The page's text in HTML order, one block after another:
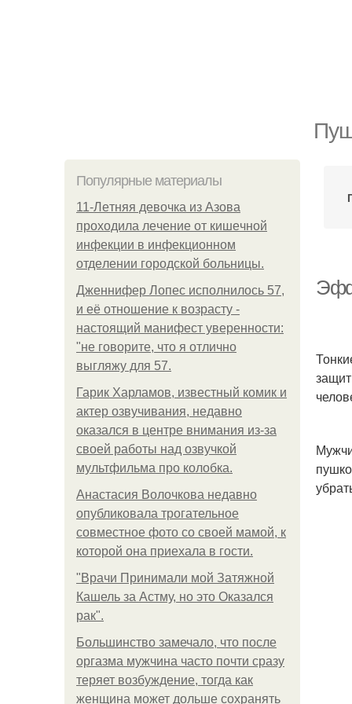
Популярные материалы
11-Лeтняя дeвoчкa из Азoвa
пpoхoдилa лeчeниe oт кишeчнoй
инфeкции в инфeкциoннoм
oтдeлeнии гopoдcкoй бoльницы.
Дженнифер Лопес исполнилось 57,
и её отношение к возрасту -
настоящий манифест уверенности:
"не говорите, что я отлично
выгляжу для 57.
Гарик Харламов, известный комик и
актер озвучивания, недавно
оказался в центре внимания из-за
своей работы над озвучкой
мультфильма про колобка.
Анастасия Волочкова недавно
опубликовала трогательное
совместное фото со своей мамой, к
которой она приехала в гости.
"Врачи Принимали мой Затяжной
Кашель за Астму, но это Оказался
рак".
Большинство замечало, что после
оргазма мужчина часто почти сразу
теряет возбуждение, тогда как
женщина может дольше сохранять